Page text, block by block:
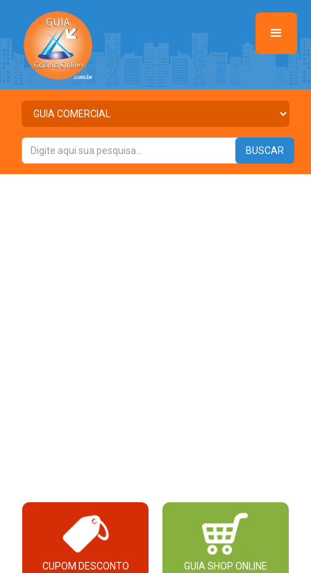
CUPOM DESCONTO GUIA SHOP ONLINE